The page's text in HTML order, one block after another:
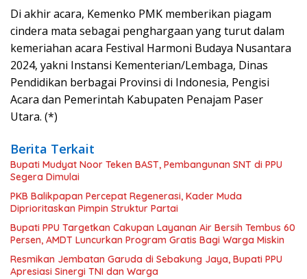
Di akhir acara, Kemenko PMK memberikan piagam
cindera mata sebagai penghargaan yang turut dalam
kemeriahan acara Festival Harmoni Budaya Nusantara
2024, yakni Instansi Kementerian/Lembaga, Dinas
Pendidikan berbagai Provinsi di Indonesia, Pengisi
Acara dan Pemerintah Kabupaten Penajam Paser
Utara. (*)
Berita Terkait
Bupati Mudyat Noor Teken BAST, Pembangunan SNT di PPU
Segera Dimulai
PKB Balikpapan Percepat Regenerasi, Kader Muda
Diprioritaskan Pimpin Struktur Partai
Bupati PPU Targetkan Cakupan Layanan Air Bersih Tembus 60
Persen, AMDT Luncurkan Program Gratis Bagi Warga Miskin
Resmikan Jembatan Garuda di Sebakung Jaya, Bupati PPU
Apresiasi Sinergi TNI dan Warga